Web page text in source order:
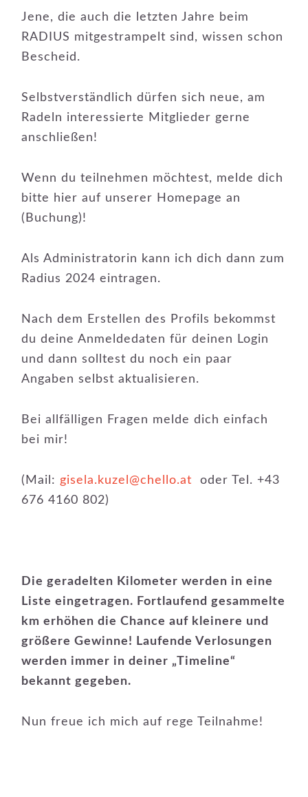
Jene, die auch die letzten Jahre beim
RADIUS mitgestrampelt sind, wissen schon
Bescheid.
Selbstverständlich dürfen sich neue, am
Radeln interessierte Mitglieder gerne
anschließen!
Wenn du teilnehmen möchtest, melde dich
bitte hier auf unserer Homepage an
(Buchung)!
Als Administratorin kann ich dich dann zum
Radius 2024 eintragen.
Nach dem Erstellen des Profils bekommst
du deine Anmeldedaten für deinen Login
und dann solltest du noch ein paar
Angaben selbst aktualisieren.
Bei allfälligen Fragen melde dich einfach
bei mir!
(Mail: gisela.kuzel@chello.at oder Tel. +43
676 4160 802)
Die geradelten Kilometer werden in eine
Liste eingetragen. Fortlaufend gesammelte
km erhöhen die Chance auf kleinere und
größere Gewinne! Laufende Verlosungen
werden immer in deiner „Timeline“
bekannt gegeben.
Nun freue ich mich auf rege Teilnahme!